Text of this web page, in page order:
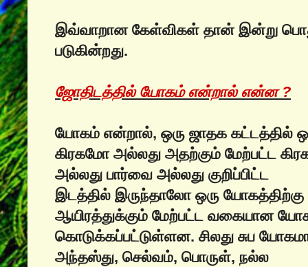
இவ்வாறான கேள்விகள் தான் இன்று
படுகின்றது.
ஜோதிடத்தில் யோகம் என்றால் என்ன ?
யோகம் என்றால், ஒரு ஜாதக கட்டத்தில்
கிரகமோ அல்லது அதற்கும் மேற்பட்ட
அல்லது பார்வை அல்லது குறிப்பிட்ட‌
இடத்தில் இருந்தாலோ ஒரு யோகத்திற்கு
ஆயிரத்துக்கும் மேற்பட்ட வகையான
கொடுக்கப்பட்டுள்ளன. சிலது சுப
அந்தஸ்து, செல்வம், பொருள், நல்ல